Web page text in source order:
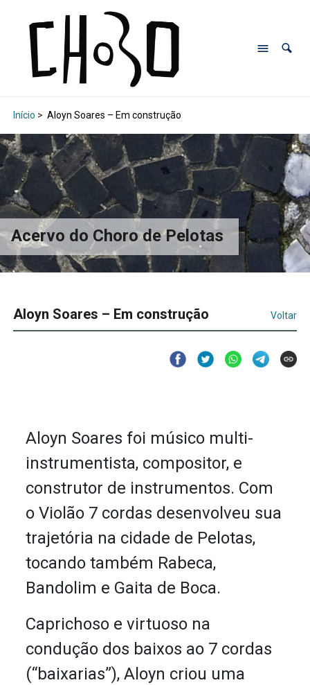
Início > Aloyn Soares – Em construção
Acervo do Choro de Pelotas
Aloyn Soares – Em construção Voltar
Aloyn Soares foi músico multi-
instrumentista, compositor, e
construtor de instrumentos. Com
o Violão 7 cordas desenvolveu sua
trajetória na cidade de Pelotas,
tocando também Rabeca,
Bandolim e Gaita de Boca.
Caprichoso e virtuoso na
condução dos baixos ao 7 cordas
(“baixarias”), Aloyn criou uma